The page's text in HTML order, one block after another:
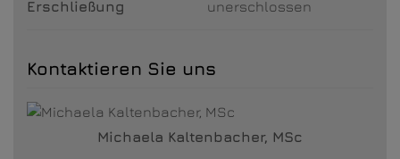
Erschließung unerschlossen
Kontaktieren Sie uns
Michaela Kaltenbacher, MSc